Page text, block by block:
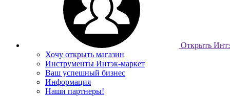
Открыть
Хочу открыть магазин
Инструменты Интэк-маркет
Ваш успешный бизнес
Информация
Наши партнеры!